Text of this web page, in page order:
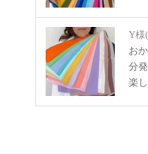
Y様
お
分
楽